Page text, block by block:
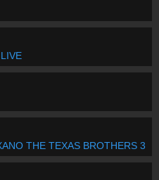
THE TEXAS BROTHERS 3